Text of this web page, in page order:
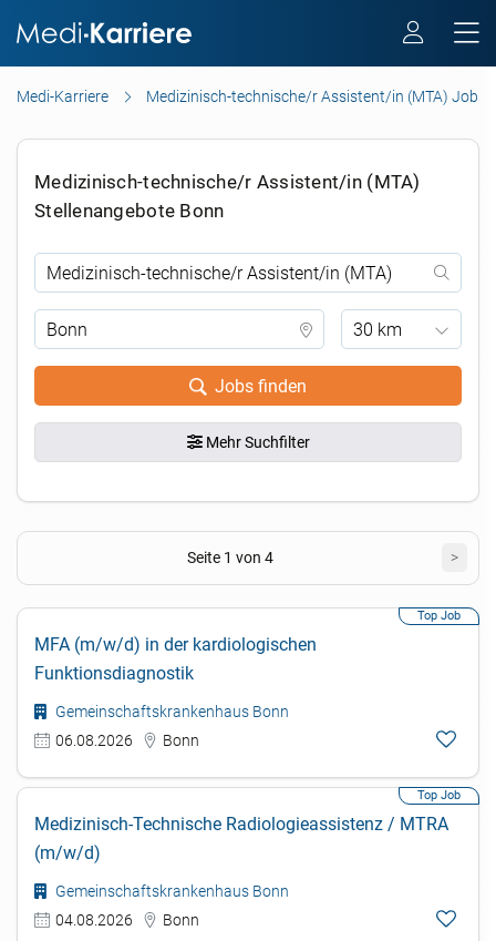
Medi-Karriere Medizinisch-technische/r Assistent/in (MTA) Jobs
Medizinisch-technische/r Assistent/in (MTA)
Stellenangebote Bonn
30 km
Jobs finden
Mehr Suchfilter
Seite 1 von 4 >
MFA (m/w/d) in der kardiologischen
Funktionsdiagnostik
Gemeinschaftskrankenhaus Bonn
06.08.2026
Bonn
Medizinisch-Technische Radiologieassistenz / MTRA
(m/w/d)
Gemeinschaftskrankenhaus Bonn
04.08.2026
Bonn